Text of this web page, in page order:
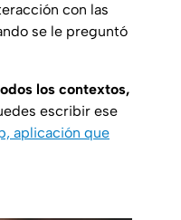
con las
se le preguntó
los contextos,
escribir ese
aplicación que